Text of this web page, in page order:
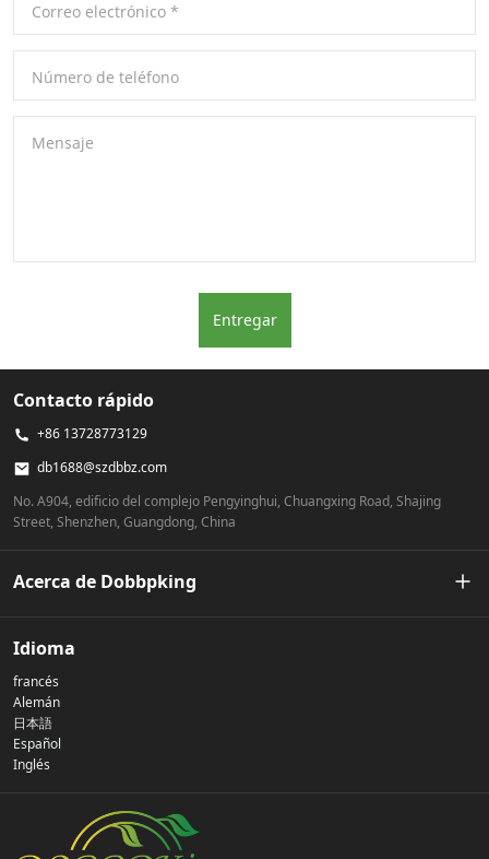
Correo electrónico *
Número de teléfono
Mensaje
Entregar
Contacto rápido
+86 13728773129
db1688@szdbbz.com
No. A904, edificio del complejo Pengyinghui, Chuangxing Road, Shajing
Street, Shenzhen, Guangdong, China
Acerca de Dobbpking
Nuestra historia
Política de privacidad
Contáctenos
Idioma
francés
Alemán
日本語
Español
Inglés